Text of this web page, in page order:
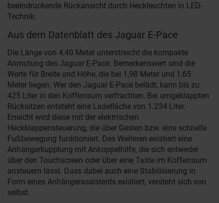
beeindruckende Rückansicht durch Heckleuchten in LED-
Technik.
Aus dem Datenblatt des Jaguar E-Pace
Die Länge von 4,40 Meter unterstreicht die kompakte
Anmutung des Jaguar E-Pace. Bemerkenswert sind die
Werte für Breite und Höhe, die bei 1,98 Meter und 1,65
Meter liegen. Wer den Jaguar E-Pace belädt, kann bis zu
425 Liter in den Kofferraum verfrachten. Bei umgeklappten
Rücksitzen entsteht eine Ladefläche von 1.234 Liter.
Erreicht wird diese mit der elektrischen
Heckklappensteuerung, die über Gesten bzw. eine schnelle
Fußbewegung funktioniert. Des Weiteren existiert eine
Anhängerkupplung mit Ankoppelhilfe, die sich entweder
über den Touchscreen oder über eine Taste im Kofferraum
ansteuern lässt. Dass dabei auch eine Stabilisierung in
Form eines Anhängerassistents existiert, versteht sich von
selbst.